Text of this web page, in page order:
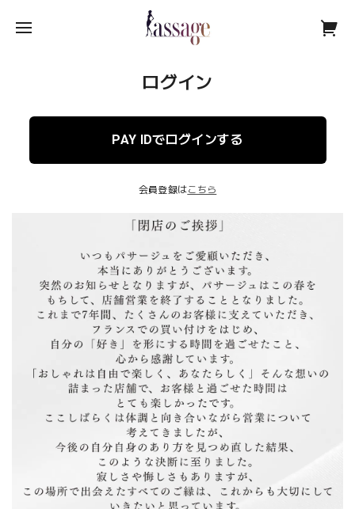
ログイン
PAY IDでログインする
会員登録はこちら